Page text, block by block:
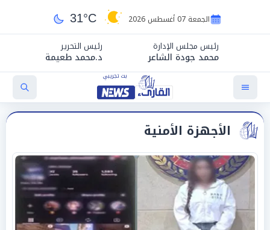
الجمعة 07 أغسطس 2026 31°C
رئيس مجلس الإدارة
محمد جودة الشاعر
رئيس التحرير
د.محمد طعيمة
الأجهزة الأمنية